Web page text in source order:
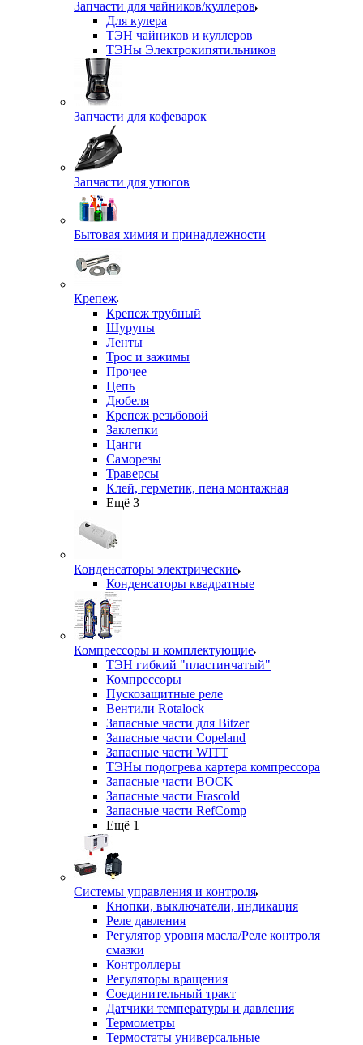
Запчасти для чайников/куллеров
Для кулера
ТЭН чайников и куллеров
ТЭНы Электрокипятильников
Запчасти для кофеварок
Запчасти для утюгов
Бытовая химия и принадлежности
Крепеж
Крепеж трубный
Шурупы
Ленты
Трос и зажимы
Прочее
Цепь
Дюбеля
Крепеж резьбовой
Заклепки
Цанги
Саморезы
Траверсы
Клей, герметик, пена монтажная
Ещё 3
Конденсаторы электрические
Конденсаторы квадратные
Компрессоры и комплектующие
ТЭН гибкий "пластинчатый"
Компрессоры
Пускозащитные реле
Вентили Rotalock
Запасные части для Bitzer
Запасные части Copeland
Запасные части WITT
ТЭНы подогрева картера компрессора
Запасные части BOCK
Запасные части Frascold
Запасные части RefComp
Ещё 1
Системы управления и контроля
Кнопки, выключатели, индикация
Реле давления
Регулятор уровня масла/Реле контроля
смазки
Контроллеры
Регуляторы вращения
Соединительный тракт
Датчики температуры и давления
Термометры
Термостаты универсальные